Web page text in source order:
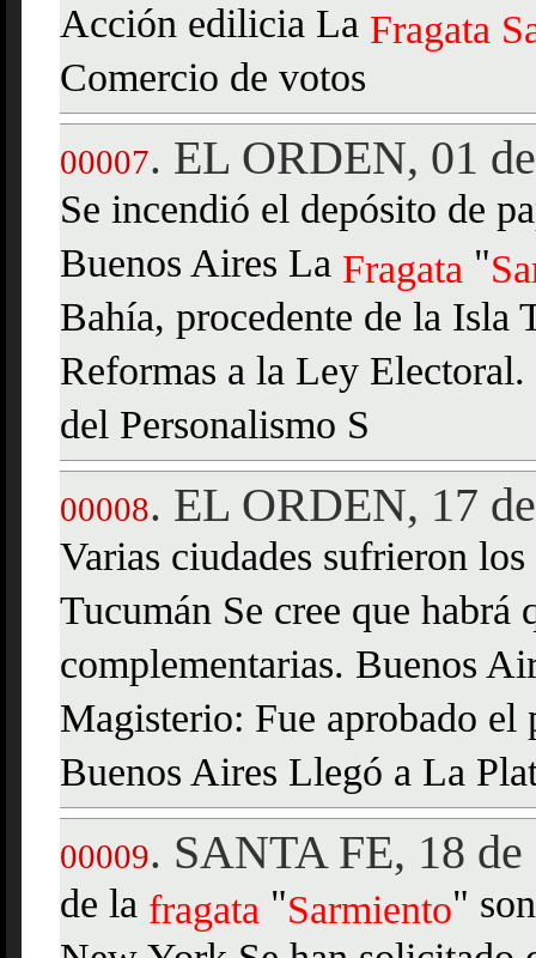
Acción edilicia La Fragata
Comercio de votos
00007. EL ORDEN, 01
Se incendió el depósito de
Buenos Aires La Fragata "
Bahía, procedente de la Isla
Reformas a la Ley
del Personalismo S
00008. EL ORDEN, 17
Varias ciudades sufrieron
Tucumán Se cree que habrá
complementarias. Buenos
Magisterio: Fue aprobado
Buenos Aires Llegó a La
00009. SANTA FE, 18
de la fragata "Sarmiento"